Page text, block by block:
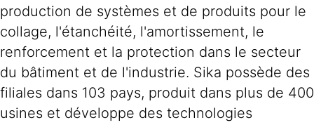
production de systèmes et de produits pour le
collage, l'étanchéité, l'amortissement, le
renforcement et la protection dans le secteur
du bâtiment et de l'industrie. Sika possède des
filiales dans 103 pays, produit dans plus de 400
usines et développe des technologies